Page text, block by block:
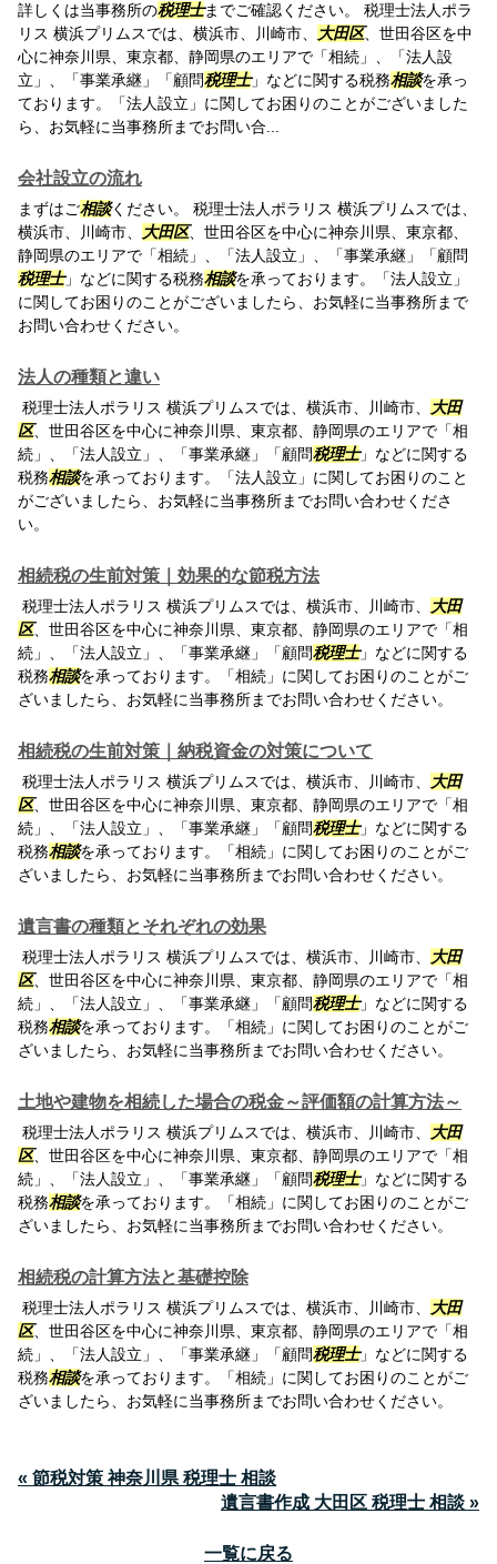
詳しくは当事務所の税理士までご確認ください。 税理士法人ポラ
リス 横浜プリムスでは、横浜市、川崎市、
大田区、世田谷区を中
心に神奈川県、東京都、静岡県のエリアで「相続」、「法人設
立」、「事業承継」「顧問税理士」などに関する税務相談を承っ
ております。「法人設立」に関してお困りのことがございました
ら、お気軽に当事務所までお問い合...
会社設立の流れ
まずはご相談ください。 税理士法人ポラリス 横浜プリムスでは、
横浜市、川崎市、
大田区、世田谷区を中心に神奈川県、東京都、
静岡県のエリアで「相続」、「法人設立」、「事業承継」「顧問
税理士」などに関する税務相談を承っております。「法人設立」
に関してお困りのことがございましたら、お気軽に当事務所まで
お問い合わせください。
法人の種類と違い
税理士法人ポラリス 横浜プリムスでは、横浜市、川崎市、
大田
区、世田谷区を中心に神奈川県、東京都、静岡県のエリアで「相
続」、「法人設立」、「事業承継」「顧問税理士」などに関する
税務相談を承っております。「法人設立」に関してお困りのこと
がございましたら、お気軽に当事務所までお問い合わせくださ
い。
相続税の生前対策｜効果的な節税方法
税理士法人ポラリス 横浜プリムスでは、横浜市、川崎市、
大田
区、世田谷区を中心に神奈川県、東京都、静岡県のエリアで「相
続」、「法人設立」、「事業承継」「顧問税理士」などに関する
税務相談を承っております。「相続」に関してお困りのことがご
ざいましたら、お気軽に当事務所までお問い合わせください。
相続税の生前対策｜納税資金の対策について
税理士法人ポラリス 横浜プリムスでは、横浜市、川崎市、
大田
区、世田谷区を中心に神奈川県、東京都、静岡県のエリアで「相
続」、「法人設立」、「事業承継」「顧問税理士」などに関する
税務相談を承っております。「相続」に関してお困りのことがご
ざいましたら、お気軽に当事務所までお問い合わせください。
遺言書の種類とそれぞれの効果
税理士法人ポラリス 横浜プリムスでは、横浜市、川崎市、
大田
区、世田谷区を中心に神奈川県、東京都、静岡県のエリアで「相
続」、「法人設立」、「事業承継」「顧問税理士」などに関する
税務相談を承っております。「相続」に関してお困りのことがご
ざいましたら、お気軽に当事務所までお問い合わせください。
土地や建物を相続した場合の税金～評価額の計算方法～
税理士法人ポラリス 横浜プリムスでは、横浜市、川崎市、
大田
区、世田谷区を中心に神奈川県、東京都、静岡県のエリアで「相
続」、「法人設立」、「事業承継」「顧問税理士」などに関する
税務相談を承っております。「相続」に関してお困りのことがご
ざいましたら、お気軽に当事務所までお問い合わせください。
相続税の計算方法と基礎控除
税理士法人ポラリス 横浜プリムスでは、横浜市、川崎市、
大田
区、世田谷区を中心に神奈川県、東京都、静岡県のエリアで「相
続」、「法人設立」、「事業承継」「顧問税理士」などに関する
税務相談を承っております。「相続」に関してお困りのことがご
ざいましたら、お気軽に当事務所までお問い合わせください。
« 節税対策 神奈川県 税理士 相談
遺言書作成 大田区 税理士 相談 »
一覧に戻る